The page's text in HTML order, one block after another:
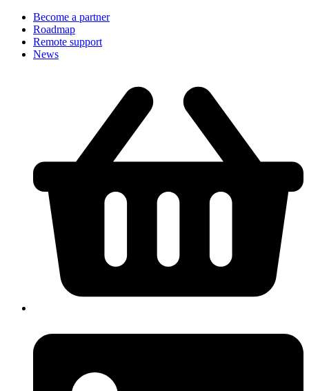
Become a partner
Roadmap
Remote support
News